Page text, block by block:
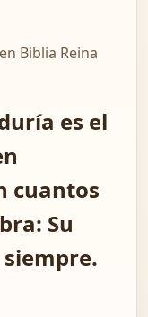
Biblia Reina
es el
cuantos
Su